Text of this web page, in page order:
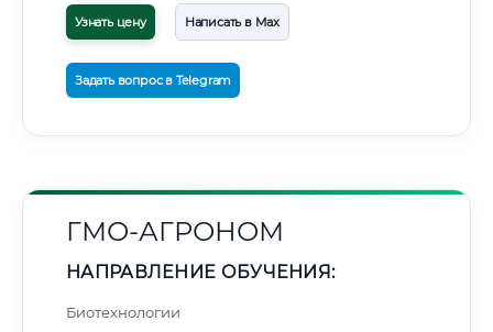
Узнать цену Написать в Max
Задать вопрос в Telegram
ГМО-АГРОНОМ
НАПРАВЛЕНИЕ ОБУЧЕНИЯ:
Биотехнологии